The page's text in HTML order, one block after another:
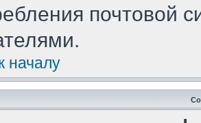
почтовой
началу